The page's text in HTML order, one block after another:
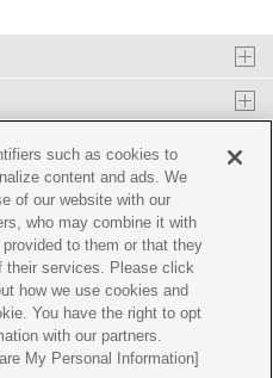
リシー Cookie ポリシー
such as cookies to
content and ads. We
of our website with our
who may combine it with
to them or that they
their services. Please click
how we use cookies and
You have the right to opt
with our partners.
My Personal Information]